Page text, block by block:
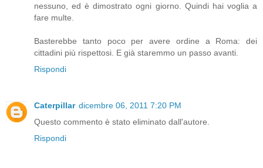
nessuno, ed è dimostrato ogni giorno. Quindi hai voglia a
fare multe.
Basterebbe tanto poco per avere ordine a Roma: dei
cittadini più rispettosi. E già staremmo un passo avanti.
Rispondi
Caterpillar dicembre 06, 2011 7:20 PM
Questo commento è stato eliminato dall'autore.
Rispondi